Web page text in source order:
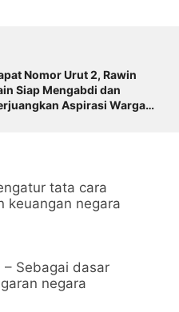
Nomor Urut 2, Rawin
Siap Mengabdi dan
Aspirasi Warga
tata cara
keuangan negara
– Sebagai dasar
negara